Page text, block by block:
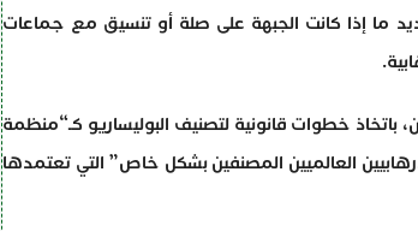
ما إذا كانت الجبهة على صلة أو تنسيق مع جماعات
خطوات قانونية لتصنيف البوليساريو كـ“منظمة
العالميين المصنفين بشكل خاص” التي تعتمدها